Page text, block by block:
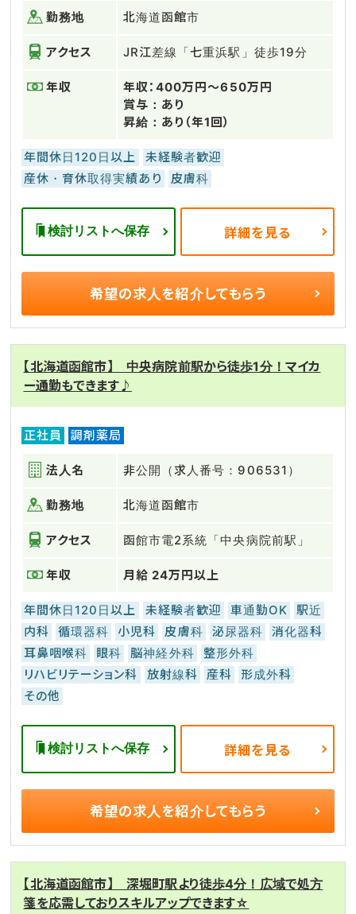
勤務地 北海道函館市
アクセス JR江差線「七重浜駅」徒歩19分
年収
年収：400万円～650万円
賞与：あり
昇給：あり（年1回）
年間休日120日以上
未経験者歓迎
産休・育休取得実績あり
皮膚科
検討リストへ保存 詳細を見る
希望の求人を紹介してもらう
【北海道函館市】 中央病院前駅から徒歩1分！マイカ
ー通勤もできます♪
正社員 調剤薬局
法人名 非公開（求人番号：906531）
勤務地 北海道函館市
アクセス 函館市電2系統「中央病院前駅」
年収 月給 24万円以上
年間休日120日以上 未経験者歓迎 車通勤OK
駅近
内科
循環器科 小児科 皮膚科 泌尿器科
消化器科
耳鼻咽喉科
眼科 脳神経外科
整形外科
リハビリテーション科
放射線科 産科
形成外科
その他
検討リストへ保存 詳細を見る
希望の求人を紹介してもらう
【北海道函館市】 深堀町駅より徒歩4分！広域で処方
箋を応需しておりスキルアップできます☆